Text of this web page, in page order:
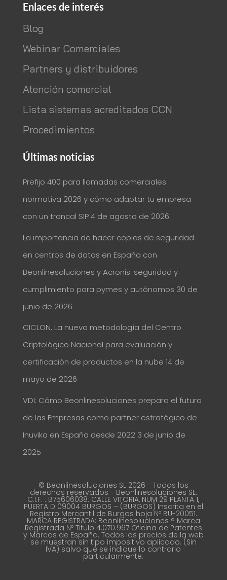
Enlaces de interés
Blog
Webinar Comerciales
Partners y distribuidores
Atención comercial
Lista sistemas acreditados CCN
Procedimientos
Últimas noticias
Prefijo 400 para llamadas comerciales:
normativa 2026 y cómo adaptar tu empresa
con un troncal SIP 4 de agosto de 2026
La importancia de hacer copias de seguridad
en centros de datos en España con
Beonlinesoluciones y Acronis: seguridad y
cumplimiento para pymes y autónomos 30 de
junio de 2026
CICLON, La nueva metodología del Centro
Criptológico Nacional para evaluación y
certificación de productos en la nube 14 de
mayo de 2026
VDI: Cómo Beonlinesoluciones prepara el futuro
de las Empresas como partner estratégico de
Inuvika en España desde 2022 3 de junio de
2025
© Beonlinesoluciones SL 2026 - Todos los
derechos reservados - Beonlinesoluciones SL.
C.I.F. : B75606038. CALLE VITORIA, NUM 29 PLANTA 1,
PUERTA D 09004 BURGOS – (BURGOS) Inscrita en el
Registro Mercantil de Burgos hoja Nº BU-20051.
MARCA REGISTRADA: Beonlinesoluciones ® Marca
Registrada Nº Titulo 4.070.967 Oficina de Patentes
y Marcas de España. Todos los precios de la web
se muestran sin tipo impositivo aplicado. (Sin
IVA) salvo que se indique lo contrario
particularmente.